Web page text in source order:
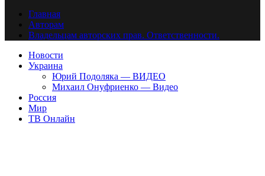
Главная
Авторам
Владельцам авторских прав. Ответственности.
Новости
Украина
Юрий Подоляка — ВИДЕО
Михаил Онуфриенко — Видео
Россия
Мир
ТВ Онлайн